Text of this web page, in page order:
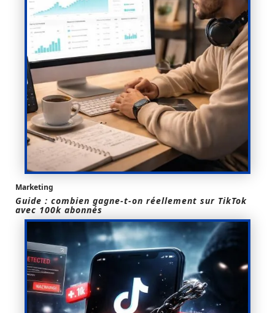
Marketing
Guide : combien gagne-t-on réellement sur TikTok
avec 100k abonnés